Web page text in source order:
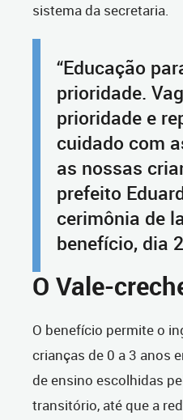
sistema da secretaria.
“Educação
prioridade.
prioridade e
cuidado com
as nossas
prefeito
cerimônia de
benefício, dia
O Vale-
O benefício permite o
crianças de 0 a 3 anos
de ensino escolhidas
transitório, até que a